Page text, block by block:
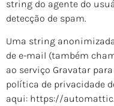
string do agente do
detecção de spam.
Uma string
de e-mail (também
ao serviço Gravatar
política de privacidade
aqui: https://